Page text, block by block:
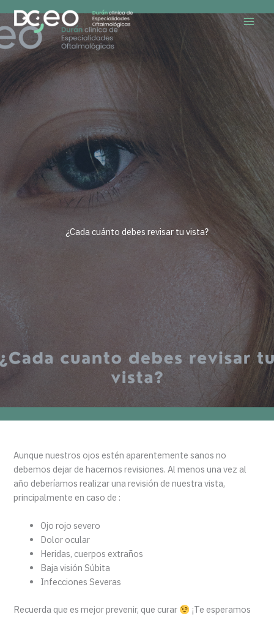
contenido
¿Cada cuánto debes revisar tu vista?
Aunque nuestros ojos estén aparentemente sanos no
debemos dejar de hacernos revisiones. Al menos una vez al
año deberíamos realizar una revisión de nuestra vista,
principalmente en caso de :
Ojo rojo severo
Dolor ocular
Heridas, cuerpos extraños
Baja visión Súbita
Infecciones Severas
Recuerda que es mejor prevenir, que curar
¡Te esperamos